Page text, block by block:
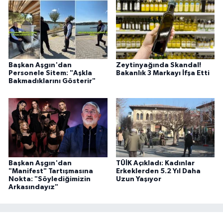
Başkan Aşgın'dan
Personele Sitem: "Aşkla
Bakmadıklarını Gösterir"
Zeytinyağında Skandal!
Bakanlık 3 Markayı İfşa Etti
Başkan Aşgın'dan
"Manifest" Tartışmasına
Nokta: "Söylediğimizin
Arkasındayız"
TÜİK Açıkladı: Kadınlar
Erkeklerden 5.2 Yıl Daha
Uzun Yaşıyor